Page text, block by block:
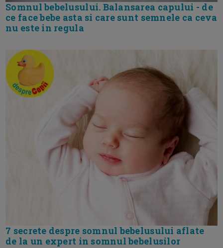
Somnul bebelusului. Balansarea capului - de
ce face bebe asta si care sunt semnele ca ceva
nu este in regula
7 secrete despre somnul bebelusului aflate
de la un expert in somnul bebelusilor